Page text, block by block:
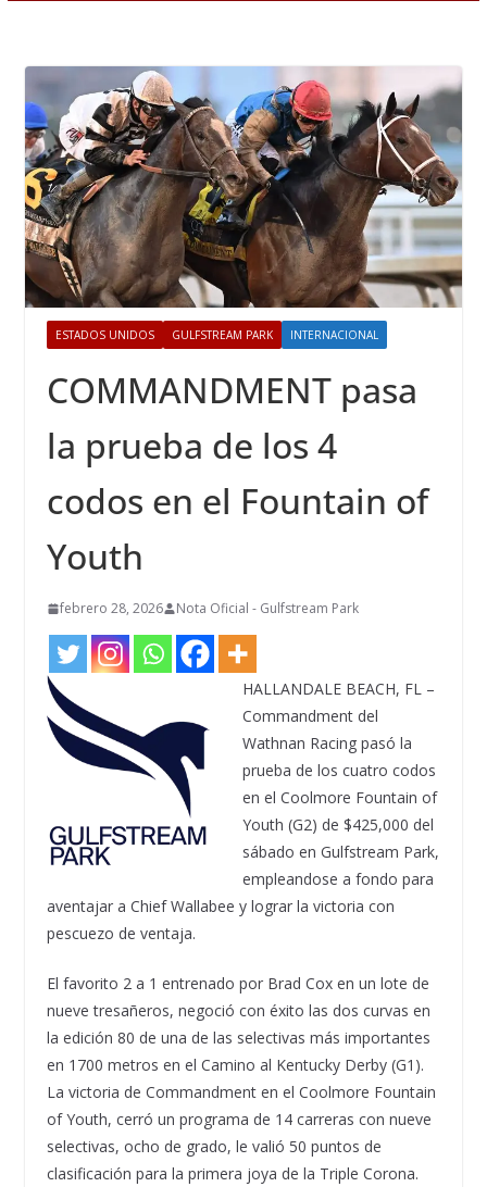
ESTADOS UNIDOS GULFSTREAM PARK INTERNACIONAL
COMMANDMENT pasa
la prueba de los 4
codos en el Fountain of
Youth
febrero 28, 2026 Nota Oficial - Gulfstream Park
HALLANDALE BEACH, FL –
Commandment del
Wathnan Racing pasó la
prueba de los cuatro codos
en el Coolmore Fountain of
Youth (G2) de $425,000 del
sábado en Gulfstream Park,
empleandose a fondo para
aventajar a Chief Wallabee y lograr la victoria con
pescuezo de ventaja.
El favorito 2 a 1 entrenado por Brad Cox en un lote de
nueve tresañeros, negoció con éxito las dos curvas en
la edición 80 de una de las selectivas más importantes
en 1700 metros en el Camino al Kentucky Derby (G1).
La victoria de Commandment en el Coolmore Fountain
of Youth, cerró un programa de 14 carreras con nueve
selectivas, ocho de grado, le valió 50 puntos de
clasificación para la primera joya de la Triple Corona.